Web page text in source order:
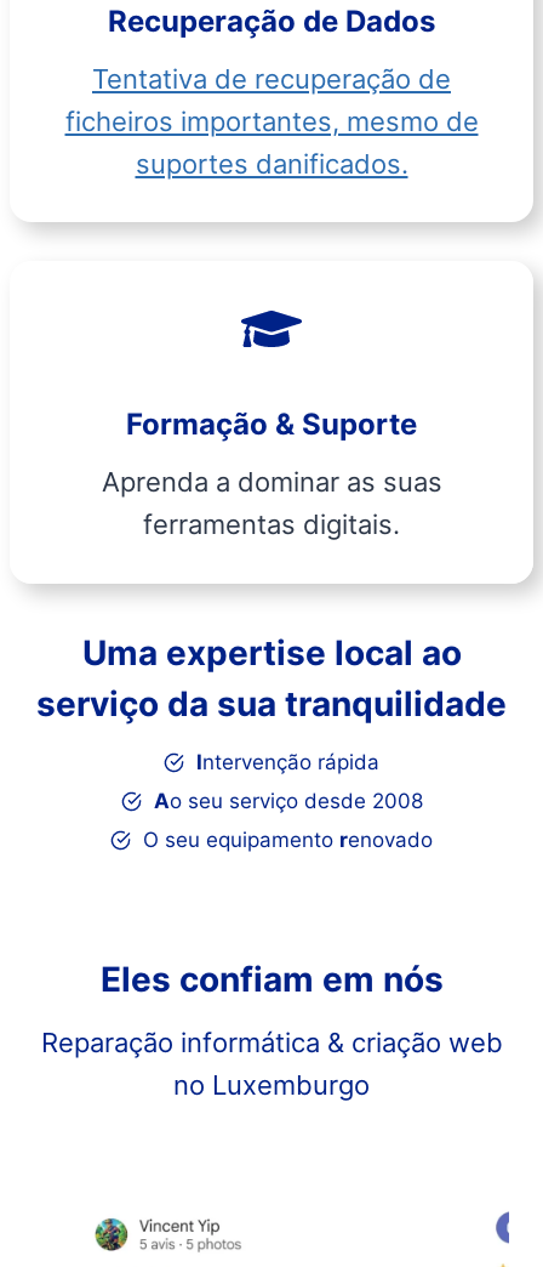
Recuperação de Dados
Tentativa de recuperação de
ficheiros importantes, mesmo de
suportes danificados.
Formação & Suporte
Aprenda a dominar as suas
ferramentas digitais.
Uma expertise local ao
serviço da sua tranquilidade
Intervenção rápida
Ao seu serviço desde 2008
O seu equipamento renovado
Eles confiam em nós
Reparação informática & criação web
no Luxemburgo